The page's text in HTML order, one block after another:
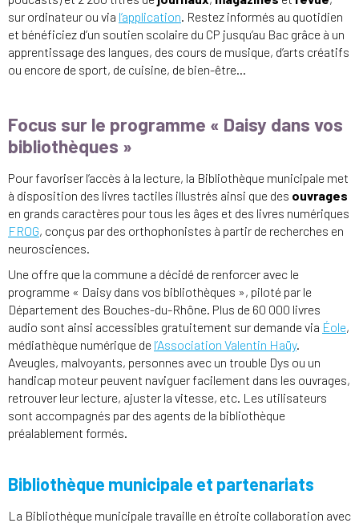
sur ordinateur ou via l’application. Restez informés au quotidien
et bénéficiez d’un soutien scolaire du CP jusqu’au Bac grâce à un
apprentissage des langues, des cours de musique, d’arts créatifs
ou encore de sport, de cuisine, de bien-être…
Focus sur le programme « Daisy dans vos
bibliothèques »
Pour favoriser l’accès à la lecture, la Bibliothèque municipale met
à disposition des livres tactiles illustrés ainsi que des ouvrages
en grands caractères pour tous les âges et des livres numériques
FROG, conçus par des orthophonistes à partir de recherches en
neurosciences.
Une offre que la commune a décidé de renforcer avec le
programme « Daisy dans vos bibliothèques », piloté par le
Département des Bouches-du-Rhône. Plus de 60 000 livres
audio sont ainsi accessibles gratuitement sur demande via Éole,
médiathèque numérique de l’Association Valentin Haüy.
Aveugles, malvoyants, personnes avec un trouble Dys ou un
handicap moteur peuvent naviguer facilement dans les ouvrages,
retrouver leur lecture, ajuster la vitesse, etc. Les utilisateurs
sont accompagnés par des agents de la bibliothèque
préalablement formés.
Bibliothèque municipale et partenariats
La Bibliothèque municipale travaille en étroite collaboration avec